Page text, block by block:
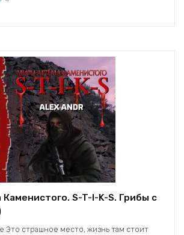
S-T-I-K-S. Грибы с
Это страшное место, жизнь там стоит